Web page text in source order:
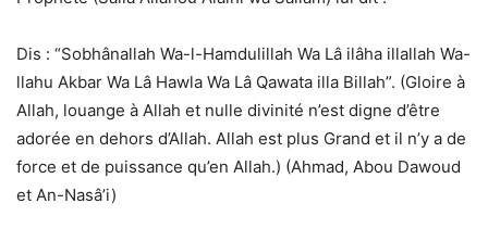
Dis : “Sobhânallah Wa-l-Hamdulillah Wa Lâ ilâha illallah Wa-
llahu Akbar Wa Lâ Hawla Wa Lâ Qawata illa Billah”. (Gloire à
Allah, louange à Allah et nulle divinité n’est digne d’être
adorée en dehors d’Allah. Allah est plus Grand et il n’y a de
force et de puissance qu’en Allah.) (Ahmad, Abou Dawoud
et An-Nasâ’i)